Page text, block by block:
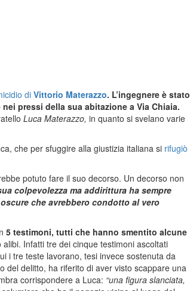
di Vittorio Materazzo. L’ingegnere è stato
pressi della sua abitazione a Via Chiaia.
Luca Materazzo, in quanto si svelano varie
che per sfuggire alla giustizia italiana si rifugiò
potuto fare il suo decorso. Un decorso non
colpevolezza ma addirittura ha sempre
che avrebbero condotto al vero
5 testimoni, tutti che hanno smentito alcune
Infatti tre dei cinque testimoni ascoltati
i tre teste lavorano, tesi invece sostenuta da
del delitto, ha riferito di aver visto scappare una
corrispondere a Luca: “una figura slanciata,